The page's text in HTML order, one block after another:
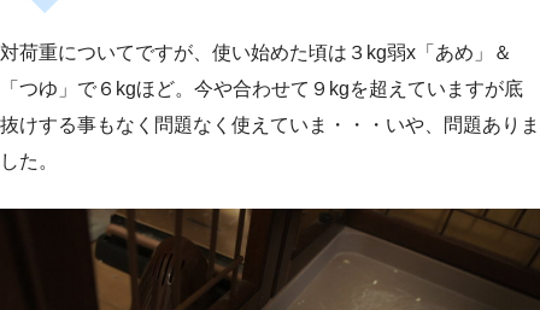
対荷重についてですが、使い始めた頃は３kg弱x「あめ」＆
「つゆ」で６kgほど。今や合わせて９kgを超えていますが底
抜けする事もなく問題なく使えていま・・・いや、問題ありま
した。